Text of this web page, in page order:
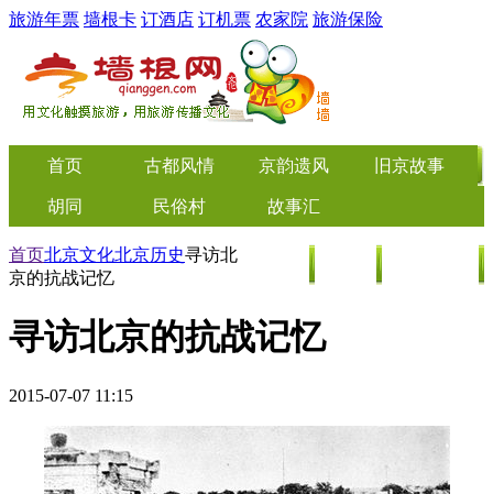
旅游年票 墙根卡 订酒店 订机票 农家院 旅游保险
首页 古都风情 京韵遗风 旧京故事
胡同 民俗村 故事汇
首页北京文化北京历史寻访北
京的抗战记忆
寻访北京的抗战记忆
2015-07-07 11:15